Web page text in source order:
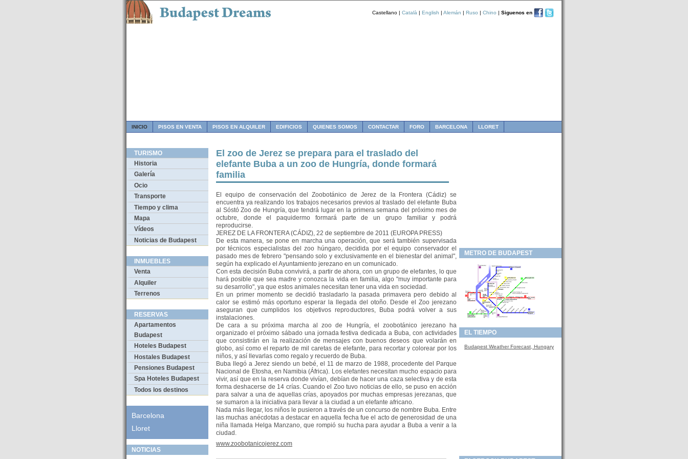
Castellano | Català | English | Alemán | Ruso | Chino | Siguenos en
INICIO PISOS EN VENTA PISOS EN ALQUILER EDIFICIOS QUIENES SOMOS CONTACTAR FORO BARCELONA LLORET
TURISMO
Historia
Galería
Ocio
Transporte
Tiempo y clima
Mapa
Vídeos
Noticias de Budapest
INMUEBLES
Venta
Alquiler
Terrenos
RESERVAS
Apartamentos
Budapest
Hoteles Budapest
Hostales Budapest
Pensiones Budapest
Spa Hoteles Budapest
Todos los destinos
Barcelona
Lloret
NOTICIAS
El zoo de Jerez se prepara para el traslado del
elefante Buba a un zoo de Hungría, donde formará
familia
El equipo de conservación del Zoobotánico de Jerez de la Frontera (Cádiz) se
encuentra ya realizando los trabajos necesarios previos al traslado del elefante Buba
al Sóstó Zoo de Hungría, que tendrá lugar en la primera semana del próximo mes de
octubre, donde el paquidermo formará parte de un grupo familiar y podrá
reproducirse.
JEREZ DE LA FRONTERA (CÁDIZ), 22 de septiembre de 2011 (EUROPA PRESS)
De esta manera, se pone en marcha una operación, que será también supervisada
por técnicos especialistas del zoo húngaro, decidida por el equipo conservador el
pasado mes de febrero "pensando solo y exclusivamente en el bienestar del animal",
según ha explicado el Ayuntamiento jerezano en un comunicado.
Con esta decisión Buba convivirá, a partir de ahora, con un grupo de elefantes, lo que
hará posible que sea madre y conozca la vida en familia, algo "muy importante para
su desarrollo", ya que estos animales necesitan tener una vida en sociedad.
En un primer momento se decidió trasladarlo la pasada primavera pero debido al
calor se estimó más oportuno esperar la llegada del otoño. Desde el Zoo jerezano
aseguran que cumplidos los objetivos reproductores, Buba podrá volver a sus
instalaciones.
De cara a su próxima marcha al zoo de Hungría, el zoobotánico jerezano ha
organizado el próximo sábado una jornada festiva dedicada a Buba, con actividades
que consistirán en la realización de mensajes con buenos deseos que volarán en
globo, así como el reparto de mil caretas de elefante, para recortar y colorear por los
niños, y así llevarlas como regalo y recuerdo de Buba.
Buba llegó a Jerez siendo un bebé, el 11 de marzo de 1988, procedente del Parque
Nacional de Etosha, en Namibia (África). Los elefantes necesitan mucho espacio para
vivir, así que en la reserva donde vivían, debían de hacer una caza selectiva y de esta
forma deshacerse de 14 crías. Cuando el Zoo tuvo noticias de ello, se puso en acción
para salvar a una de aquellas crías, apoyados por muchas empresas jerezanas, que
se sumaron a la iniciativa para llevar a la ciudad a un elefante africano.
Nada más llegar, los niños le pusieron a través de un concurso de nombre Buba. Entre
las muchas anécdotas a destacar en aquella fecha fue el acto de generosidad de una
niña llamada Helga Manzano, que rompió su hucha para ayudar a Buba a venir a la
ciudad.
www.zoobotanicojerez.com
METRO DE BUDAPEST
EL TIEMPO
Budapest Weather Forecast, Hungary